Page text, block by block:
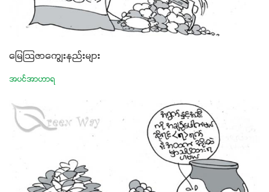
မြေသြဇာကျွေးနည်းများ
အပင်အာဟာရ